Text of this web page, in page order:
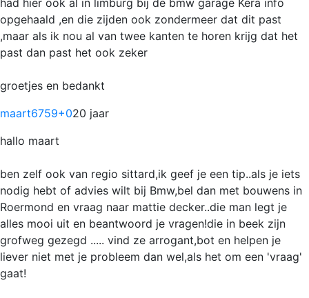
opgehaald ,en die zijden ook zondermeer dat dit past
,maar als ik nou al van twee kanten te horen krijg dat het
past dan past het ook zeker
groetjes en bedankt
maart6759+020 jaar
hallo maart
ben zelf ook van regio sittard,ik geef je een tip..als je iets
nodig hebt of advies wilt bij Bmw,bel dan met bouwens in
Roermond en vraag naar mattie decker..die man legt je
alles mooi uit en beantwoord je vragen!die in beek zijn
grofweg gezegd ..... vind ze arrogant,bot en helpen je
liever niet met je probleem dan wel,als het om een 'vraag'
gaat!